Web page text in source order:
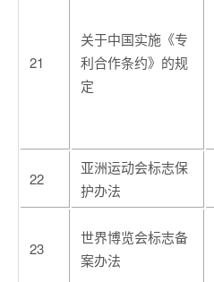
21
关于中国实施《专
利合作条约》的规
定
22
亚洲运动会标志保
护办法
23
世界博览会标志备
案办法